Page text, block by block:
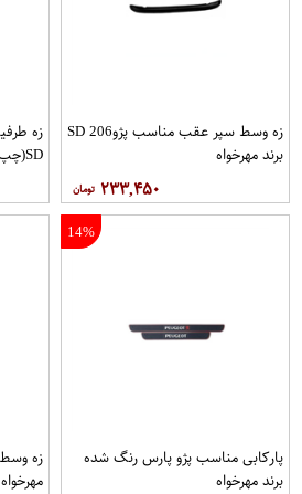
زه وسط سپر عقب مناسب پژو206 SD
برند مهرخواه
۲۳۳,۴۵۰
SD(چپ و راست) برند مهرخواه
14%
پاركابی مناسب پژو پارس رنگ شده
برند مهرخواه
مهرخواه